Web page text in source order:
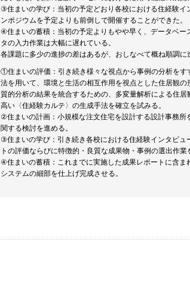
③住まいの学び：当初の予定どおり各校における住経験
ンポジウムを予定よりも前倒しで開催することができた。
④住まいの蓄積：当初の予定よりもやや早く、データベ
タの入力作業は大幅に遅れている。
各課題に多少の進捗の差はあるが、おしなべて概ね順調に
①住まいの評価：引き続き様々な視点から事例の分析を
法を用いて、環境と生活の相互作用を視点とした住居観
質的分析の結果を統合するための、多変量解析による住
高い〈住経験カルテ〉の生成手法を確立を試みる。
②住まいの計画：小規模な注文住宅を設計する設計事務
関する検討を進める。
③住まいの学び：引き続き各校における住経験インタビ
トの評価ならびに特徴的・良質な成果物・事例の選出作業
④住まいの蓄積：これまでに実施した成果レポートに含ま
システムの細部を仕上げ完成させる。